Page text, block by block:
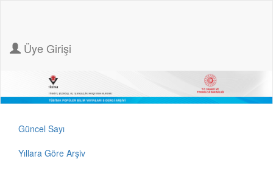
Üye Girişi
Güncel Sayı
Yıllara Göre Arşiv